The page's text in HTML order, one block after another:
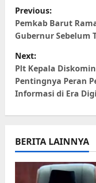
P
o
s
t
n
a
v
i
Previous:
Pemkab Barut
Gubernur Sebelum
Next:
Plt Kepala
Pentingnya Peran
Informasi di Era
BERITA LAINNYA